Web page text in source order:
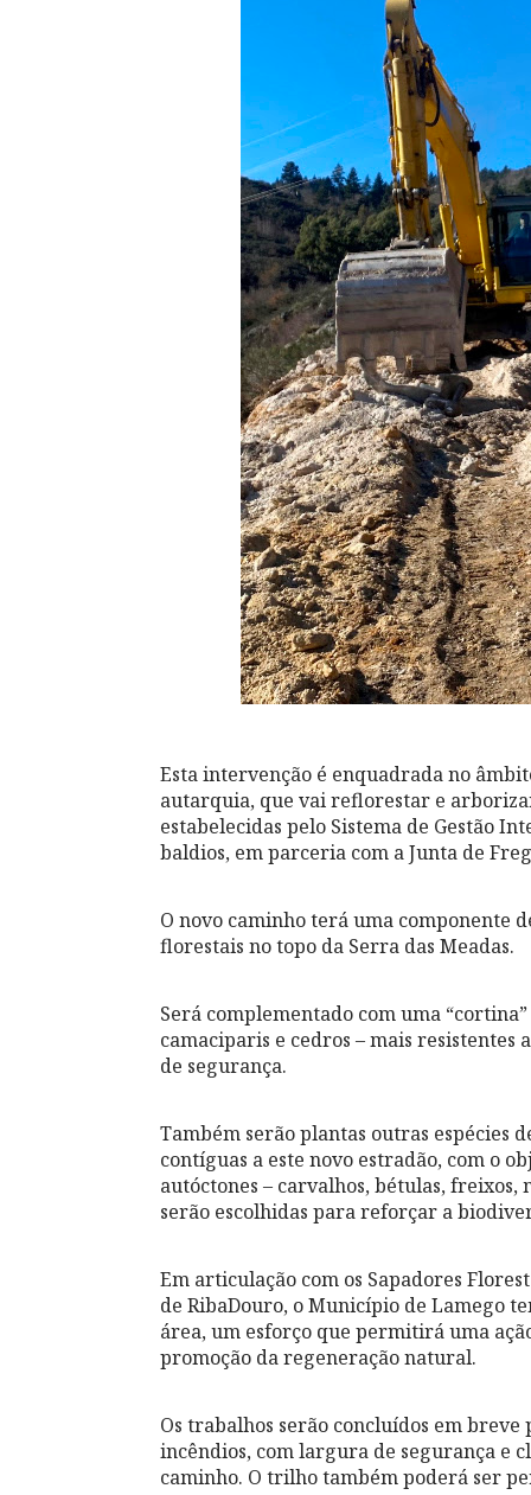
Esta intervenção é enquadrada no
autarquia, que vai reflorestar e
estabelecidas pelo Sistema de Gestão
baldios, em parceria com a Junta de
O novo caminho terá uma componente
florestais no topo da Serra das Meadas.
Será complementado com uma
camaciparis e cedros – mais
de segurança.
Também serão plantas outras espécies
contíguas a este novo estradão, com o
autóctones – carvalhos, bétulas,
serão escolhidas para reforçar a
Em articulação com os Sapadores
de RibaDouro, o Município de Lamego
área, um esforço que permitirá uma
promoção da regeneração natural.
Os trabalhos serão concluídos em
incêndios, com largura de segurança e
caminho. O trilho também poderá ser